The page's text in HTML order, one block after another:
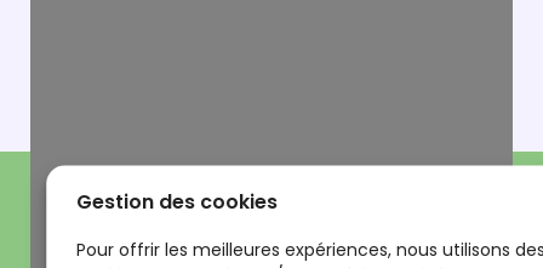
Gestion des cookies
Pour offrir les meilleures expériences, nous utilisons